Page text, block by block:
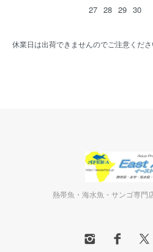
27 28 29 30
休業日は出荷できませんのでご注意くださ
熱帯魚・海水魚・サンゴ専